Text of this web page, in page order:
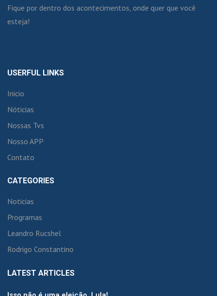
Fique por dentro dos acontecimentos, onde quer que você
esteja!
USERFUL LINKS
Inicio
Nóticias
Nossas Tvs
Nosso APP
Contato
CATEGORIES
Noticias
Programas
Leandro Rucshel
Rodrigo Constantino
LATEST ARTICLES